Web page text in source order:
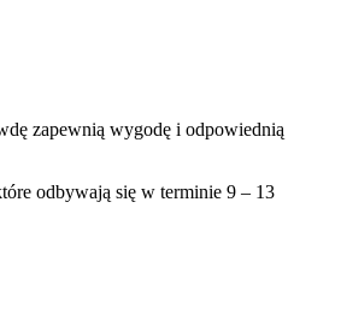
zapewnią wygodę i odpowiednią
odbywają się w terminie 9 – 13